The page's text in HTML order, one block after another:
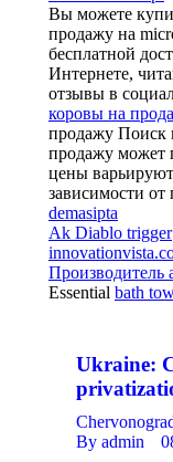
Вы можете
продажу на
бесплатной
Интернете,
отзывы в
коровы на
продажу Поиск
продажу может
цены
зависимости от
demasipta
Ak Diablo trigger
Производитель
Essential bath
Ukraine:
By admin